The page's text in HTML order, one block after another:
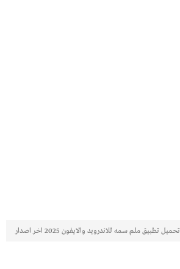
تحميل تطبيق ملم سمه للاندرويد والايفون 2025 اخر اصدار